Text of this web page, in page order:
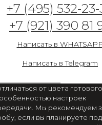
+7 (495) 532-23-
+7 (921) 390 81
Написать в
Написать в Telegram
GT05111 —
в
от 2 300 руб. /
от цвета
настроек
Мы рекомендуем
если вы планируете